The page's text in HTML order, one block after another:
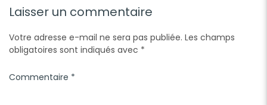
Laisser un commentaire
Votre adresse e-mail ne sera pas publiée. Les champs
obligatoires sont indiqués avec *
Commentaire *